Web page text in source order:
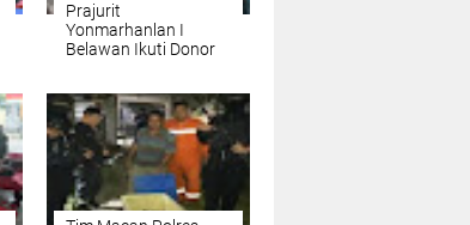
Prajurit
Yonmarhanlan I
Belawan Ikuti Donor